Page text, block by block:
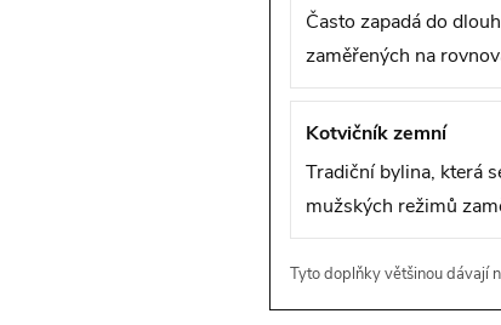
Často zapadá do
zaměřených na
Kotvičník zemní
Tradiční bylina, která
mužských režimů
Tyto doplňky většinou dávají